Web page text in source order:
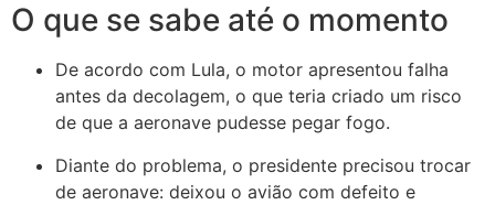
O que se sabe até o momento
De acordo com Lula, o motor apresentou falha
antes da decolagem, o que teria criado um risco
de que a aeronave pudesse pegar fogo.
Diante do problema, o presidente precisou trocar
de aeronave: deixou o avião com defeito e